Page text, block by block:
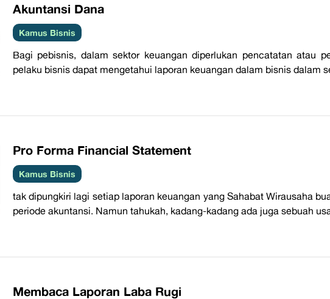
Akuntansi Dana
Kamus Bisnis
Bagi pebisnis, dalam sektor keuangan diperlukan pencatatan atau
pelaku bisnis dapat mengetahui laporan keuangan dalam bisnis dalam
Pro Forma Financial Statement
Kamus Bisnis
tak dipungkiri lagi setiap laporan keuangan yang Sahabat Wirausaha
periode akuntansi. Namun tahukah, kadang-kadang ada juga sebuah
​Membaca Laporan Laba Rugi